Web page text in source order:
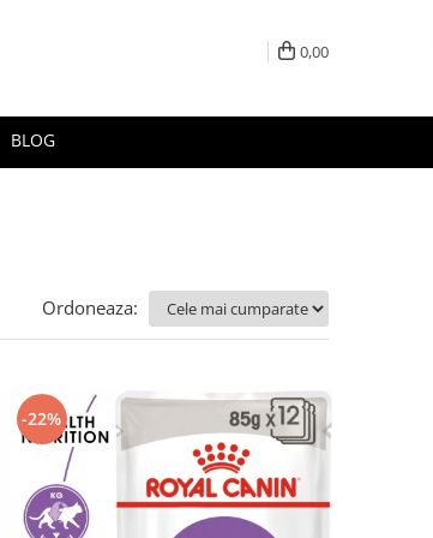
0,00
BLOG
Ordoneaza:
-22%